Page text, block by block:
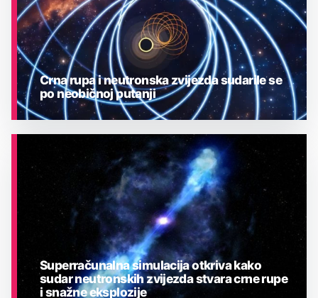
Crna rupa i neutronska zvijezda sudarile se
po neobičnoj putanji
Superračunalna simulacija otkriva kako
sudar neutronskih zvijezda stvara crne rupe
i snažne eksplozije